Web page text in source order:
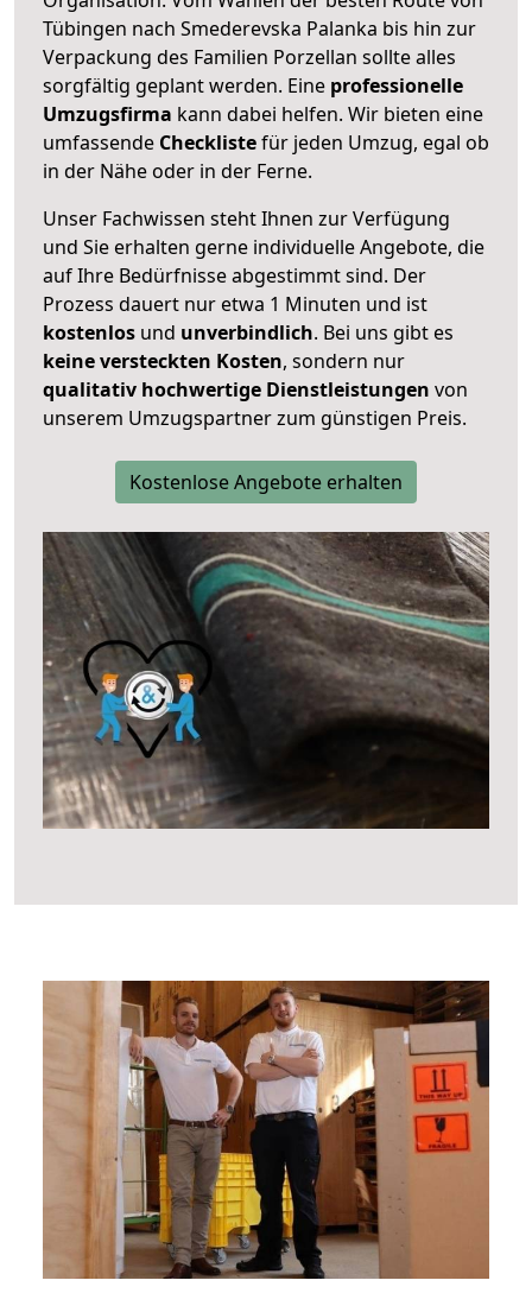
Tübingen nach Smederevska Palanka bis hin zur
Verpackung des Familien Porzellan sollte alles
sorgfältig geplant werden. Eine professionelle
Umzugsfirma kann dabei helfen. Wir bieten eine
umfassende Checklistefür jeden Umzug, egal ob
in der Nähe oder in der Ferne.
Unser Fachwissen steht Ihnen zur Verfügung
und Sie erhalten gerne individuelle Angebote, die
auf Ihre Bedürfnisse abgestimmt sind. Der
Prozess dauert nur etwa 1 Minuten und ist
kostenlos und unverbindlich. Bei uns gibt es
keine versteckten Kosten, sondern nur
qualitativ hochwertige Dienstleistungen von
unserem Umzugspartner zum günstigen Preis.
Kostenlose Angebote erhalten